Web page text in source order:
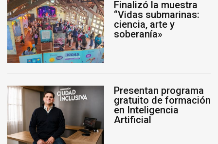
Finalizó la muestra
“Vidas submarinas:
ciencia, arte y
soberanía»
Presentan programa
gratuito de formación
en Inteligencia
Artificial